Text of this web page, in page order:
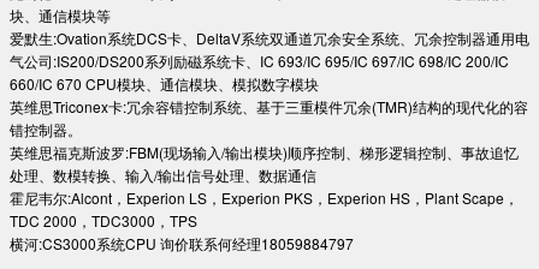
块、通信模块等
爱默生:Ovation系统DCS卡、DeltaV系统双通道冗余安全系统、冗余控制器通用电
气公司:IS200/DS200系列励磁系统卡、IC 693/IC 695/IC 697/IC 698/IC 200/IC
660/IC 670 CPU模块、通信模块、模拟数字模块
英维思Triconex卡:冗余容错控制系统、基于三重模件冗余(TMR)结构的现代化的容
错控制器。
英维思福克斯波罗:FBM(现场输入/输出模块)顺序控制、梯形逻辑控制、事故追忆
处理、数模转换、输入/输出信号处理、数据通信
霍尼韦尔:Alcont，Experion LS，Experion PKS，Experion HS，Plant Scape，
TDC 2000，TDC3000，TPS
横河:CS3000系统CPU 询价联系何经理18059884797